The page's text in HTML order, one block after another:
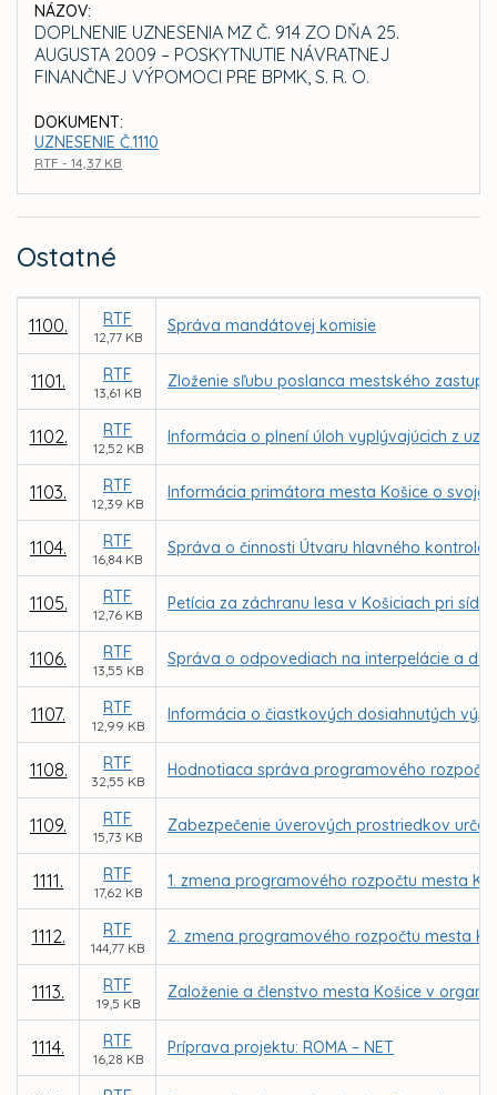
NÁZOV:
DOPLNENIE UZNESENIA MZ Č. 914 ZO DŇA 25.
AUGUSTA 2009 – POSKYTNUTIE NÁVRATNEJ
FINANČNEJ VÝPOMOCI PRE BPMK, S. R. O.
DOKUMENT:
UZNESENIE Č.1110
RTF - 14,37 KB
Ostatné
1100. RTF
12,77 KB
Správa mandátovej komisie
1101. RTF
13,61 KB
Zloženie sľubu poslanca mestského
1102. RTF
12,52 KB
Informácia o plnení úloh vyplývajúcich z
1103. RTF
12,39 KB
Informácia primátora mesta Košice o svojej
1104. RTF
16,84 KB
Správa o činnosti Útvaru hlavného
1105. RTF
12,76 KB
Petícia za záchranu lesa v Košiciach pri
1106. RTF
13,55 KB
Správa o odpovediach na interpelácie a
1107. RTF
12,99 KB
Informácia o čiastkových dosiahnutých
1108. RTF
32,55 KB
Hodnotiaca správa programového
1109. RTF
15,73 KB
Zabezpečenie úverových prostriedkov
1111. RTF
17,62 KB
1. zmena programového rozpočtu mesta
1112. RTF
144,77 KB
2. zmena programového rozpočtu mesta
1113. RTF
19,5 KB
Založenie a členstvo mesta Košice v
1114. RTF
16,28 KB
Príprava projektu: ROMA – NET